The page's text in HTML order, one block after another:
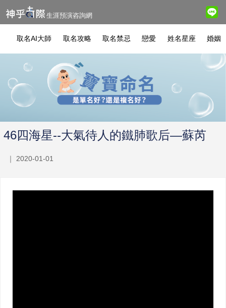
生涯預演咨詢網
取名AI大師 取名攻略 取名禁忌 戀愛 姓名星座 婚姻
46四海星--大氣待人的鐵肺歌后—蘇芮
｜ 2020-01-01